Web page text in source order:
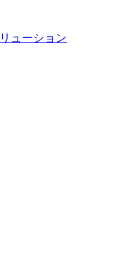
ューション